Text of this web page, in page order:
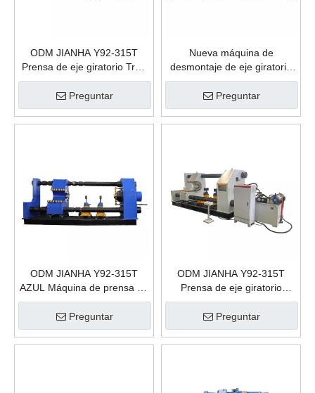
ODM JIANHA Y92-315T
Prensa de eje giratorio Tren
Rueda de ferrocarril
Desmontaje y montaje
Prensa hidráulica Plantas de
fabricación
Preguntar
Nueva máquina de
desmontaje de eje giratorio
JIANHA Y92-500T,
desmontaje de ruedas de
ferrocarril, prensa hidráulica,
plantas de fabricación
Preguntar
ODM JIANHA Y92-315T
AZUL Máquina de prensa de
eje giratorio Rueda de
ferrocarril Desmontaje y
montaje Prensa hidráulica
Plantas de fabricación
Preguntar
ODM JIANHA Y92-315T
Prensa de eje giratorio
Rueda de ferrocarril
Desmontaje y montaje
Prensa hidráulica Plantas de
fabricación
Preguntar